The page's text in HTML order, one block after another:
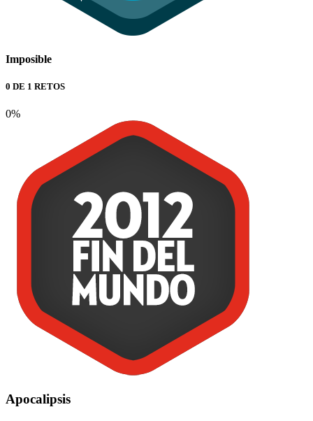
Imposible
0 DE 1 RETOS
0%
Apocalipsis